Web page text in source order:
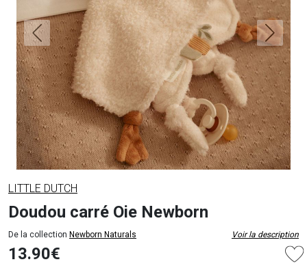
LITTLE DUTCH
Doudou carré Oie Newborn
De la collection Newborn Naturals Voir la description
13.90€